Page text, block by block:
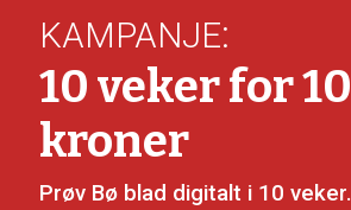
KAMPANJE:
10 veker for 10
kroner
Prøv Bø blad digitalt i 10 veker.